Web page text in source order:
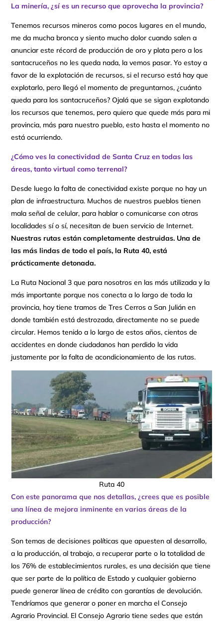
La minería, ¿sí es un recurso que aprovecha la provincia?
Tenemos recursos mineros como pocos lugares en el mundo,
me da mucha bronca y siento mucho dolor cuando salen a
anunciar este récord de producción de oro y plata pero a los
santacruceños no les queda nada, la vemos pasar. Yo estoy a
favor de la explotación de recursos, si el recurso está hay que
explotarlo, pero llegó el momento de preguntarnos, ¿cuánto
queda para los santacruceños? Ojalá que se sigan explotando
los recursos que tenemos, pero quiero que quede más para mi
provincia, más para nuestro pueblo, esto hasta el momento no
está ocurriendo.
¿Cómo ves la conectividad de Santa Cruz en todas las
áreas, tanto virtual como terrenal?
Desde luego la falta de conectividad existe porque no hay un
plan de infraestructura. Muchos de nuestros pueblos tienen
mala señal de celular, para hablar o comunicarse con otras
localidades sí o sí, necesitan de buen servicio de Internet.
Nuestras rutas están completamente destruidas. Una de
las más lindas de todo el país, la Ruta 40, está
prácticamente detonada.
La Ruta Nacional 3 que para nosotros en las más utilizada y la
más importante porque nos conecta a lo largo de toda la
provincia, hoy tiene tramos de Tres Cerros a San Julián en
donde también está destrozada, directamente no se puede
circular. Hemos tenido a lo largo de estos años, cientos de
accidentes en donde ciudadanos han perdido la vida
justamente por la falta de acondicionamiento de las rutas.
Ruta 40
Con este panorama que nos detallas, ¿crees que es posible
una línea de mejora inminente en varias áreas de la
producción?
Son temas de decisiones políticas que apuesten al desarrollo,
a la producción, al trabajo, a recuperar parte o la totalidad de
los 76% de establecimientos rurales, es una decisión que tiene
que ser parte de la política de Estado y cualquier gobierno
puede generar línea de crédito con garantías de devolución.
Tendríamos que generar o poner en marcha el Consejo
Agrario Provincial. El Consejo Agrario tiene sedes que están